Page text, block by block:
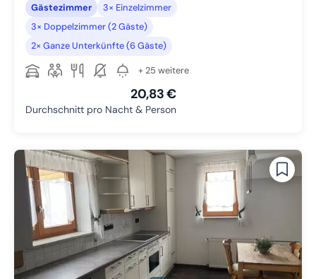
Gästezimmer
3× Einzelzimmer
3× Doppelzimmer (2 Gäste)
2× Ganze Unterkünfte (6 Gäste)
+ 25 weitere
20,83 €
Durchschnitt pro Nacht & Person